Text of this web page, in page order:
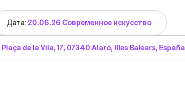
Дата: 20.06.26 Современное искусство
Plaça de la Vila, 17, 07340 Alaró, Illes Balears, España